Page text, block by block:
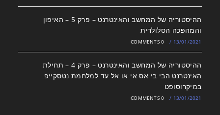
ההיסטוריה של המחשב והאינטרנט – פרק 5 – האיפון
והמהפכה הסלולרית
13/01/2021
/
0 COMMENTS
ההיסטוריה של המחשב והאינטרנט – פרק 4 – תחילת
האינטרנט הבי בי אס אי או אל עד למלחמת נטסקייפ
במיקרוסופט
13/01/2021
/
0 COMMENTS